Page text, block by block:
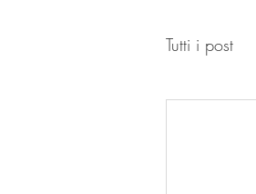
Tutti i post